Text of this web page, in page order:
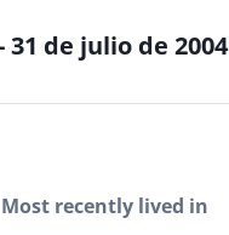
31 de julio de 2004
Most recently lived in